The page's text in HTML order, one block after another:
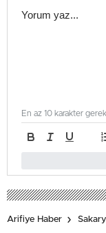
En az 10 karakter
Arifiye Haber